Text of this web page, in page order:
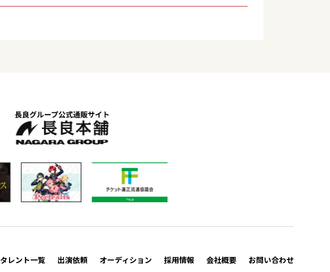
タレント一覧 出演依頼 オーディション 採用情報 会社概要 お問い合わせ